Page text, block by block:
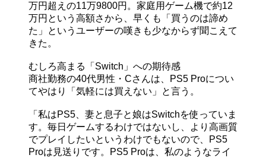
万円超えの11万9800円。家庭用ゲーム機で約12
万円という高額さから、早くも「買うのは諦め
た」というユーザーの嘆きも少なからず聞こえて
きた。
むしろ高まる「Switch」への期待感
商社勤務の40代男性・Cさんは、PS5 Proについ
てやはり「気軽には買えない」と言う。
「私はPS5、妻と息子と娘はSwitchを使っていま
す。毎日ゲームするわけではないし、より高画質
でプレイしたいというわけでもないので、PS5
Proは見送りです。PS5 Proは、私のようなライ